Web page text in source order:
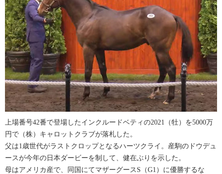
上場番号42番で登場したインクルードベティの2021（牡）を5000万
円で（株）キャロットクラブが落札した。
父は1歳世代がラストクロップとなるハーツクライ。産駒のドウデュ
ースが今年の日本ダービーを制して、健在ぶりを示した。
母はアメリカ産で、同国にてマザーグースS（G1）に優勝するな